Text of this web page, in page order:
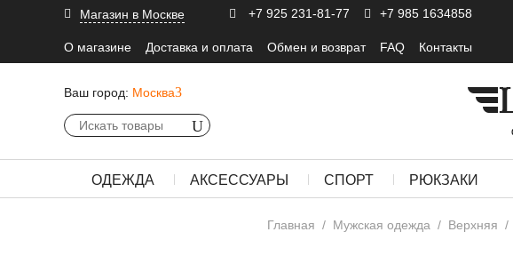
Магазин в Москве +7 925 231-81-77 +7 985 1634858
О магазине Доставка и оплата Обмен и возврат FAQ Контакты
Ваш город: Москва
ОДЕЖДА АКСЕССУАРЫ СПОРТ РЮКЗАКИ
Главная / Мужская одежда / Верхняя /